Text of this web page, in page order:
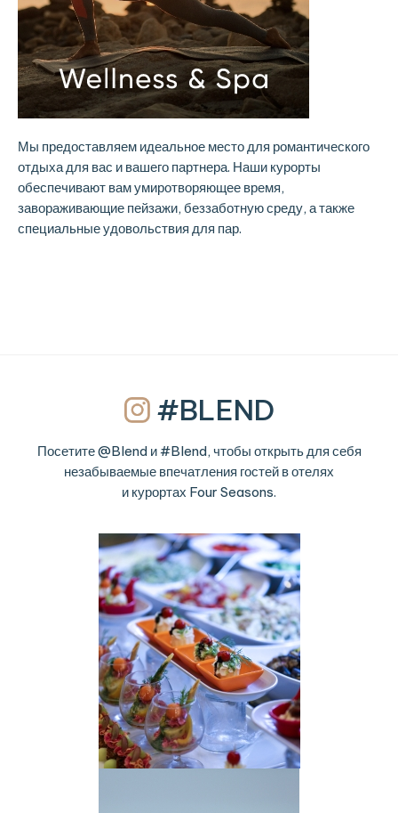
Мы предоставляем идеальное место для романтического
отдыха для вас и вашего партнера. Наши курорты
обеспечивают вам умиротворяющее время,
завораживающие пейзажи, беззаботную среду, а также
специальные удовольствия для пар.
#BLEND
Посетите @Blend и #Blend, чтобы открыть для себя
незабываемые впечатления гостей в отелях
и курортах Four Seasons.